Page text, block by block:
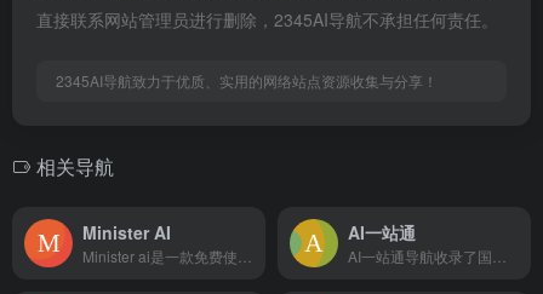
直接联系网站管理员进行删除，2345AI导航不承担任何责任。
2345AI导航致力于优质、实用的网络站点资源收集与分享！
相关导航
Minister AI AI一站通